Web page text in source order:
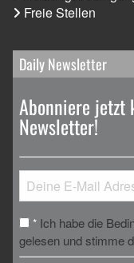
Freie Stellen
Daily Newsletter
Abonniere jetzt
Newsletter!
* Ich habe die
gelesen und stimme